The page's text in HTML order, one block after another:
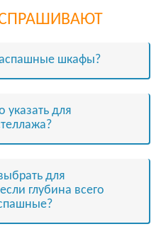
шкафы?
для
для
глубина всего